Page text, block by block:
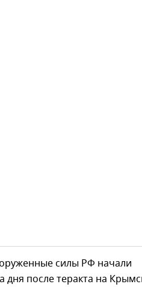
силы РФ начали
дня после теракта на